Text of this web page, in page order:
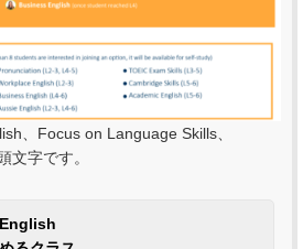
、Focus on Language Skills、
文字です。